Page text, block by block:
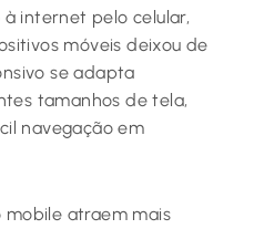
internet pelo celular,
móveis deixou de
se adapta
tamanhos de tela,
navegação em
mobile atraem mais